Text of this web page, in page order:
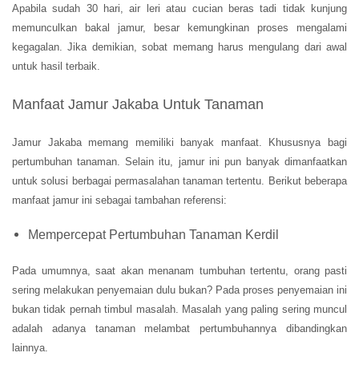
Apabila sudah 30 hari, air leri atau cucian beras tadi tidak kunjung
memunculkan bakal jamur, besar kemungkinan proses mengalami
kegagalan. Jika demikian, sobat memang harus mengulang dari awal
untuk hasil terbaik.
Manfaat Jamur Jakaba Untuk Tanaman
Jamur Jakaba memang memiliki banyak manfaat. Khususnya bagi
pertumbuhan tanaman. Selain itu, jamur ini pun banyak dimanfaatkan
untuk solusi berbagai permasalahan tanaman tertentu. Berikut beberapa
manfaat jamur ini sebagai tambahan referensi:
Mempercepat Pertumbuhan Tanaman Kerdil
Pada umumnya, saat akan menanam tumbuhan tertentu, orang pasti
sering melakukan penyemaian dulu bukan? Pada proses penyemaian ini
bukan tidak pernah timbul masalah. Masalah yang paling sering muncul
adalah adanya tanaman melambat pertumbuhannya dibandingkan
lainnya.